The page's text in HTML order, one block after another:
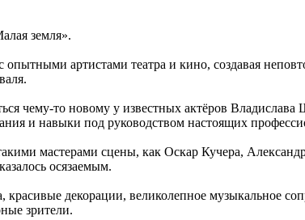
земля».
артистами театра и кино, создавая
чему-то новому у известных актёров
и навыки под руководством настоящих
мастерами сцены, как Оскар Кучера,
осязаемым.
декорации, великолепное музыкальное
зрители.